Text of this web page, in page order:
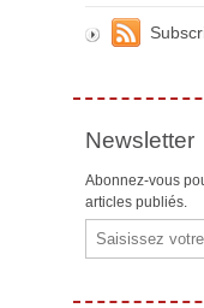
Newsletter
Abonnez-vous
articles publiés.
Email